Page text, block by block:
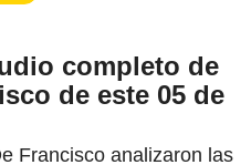
completo de
de este 05 de
Francisco analizaron las